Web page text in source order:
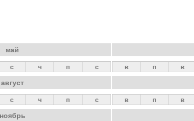
май
с ч п с в п в
август
с ч п с в п в
ноябрь